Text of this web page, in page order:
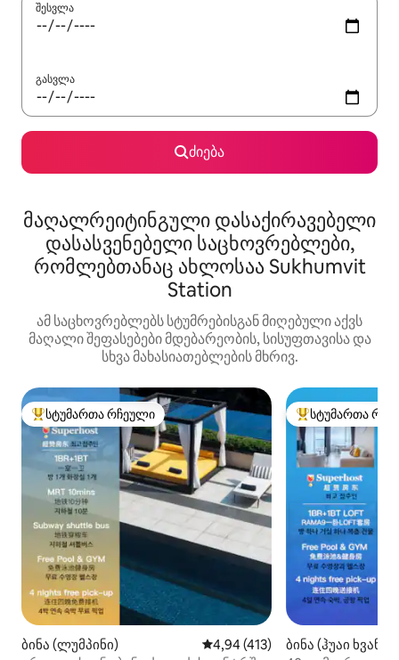
შესვლა
გასვლა
ძიება
მაღალრეიტინგული დასაქირავებელი
დასასვენებელი საცხოვრებლები,
რომლებთანაც ახლოსაა Sukhumvit
Station
ამ საცხოვრებლებს სტუმრებისგან მიღებული აქვს
მაღალი შეფასებები მდებარეობის, სისუფთავისა და
სხვა მახასიათებლების მხრივ.
სტუმართა რჩეული მოწინავე ვარიანტი
სტუმართა რჩეული
ბინა (ლუმპინი) საშუალო შეფასებაა 5‑დან
4,94 (413)
სტუმართა
სტუმართა
ბინა (ჰუაი